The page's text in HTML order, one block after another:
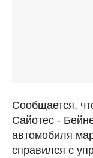
Сообщается,
Сайотес -
автомобиля
справился с